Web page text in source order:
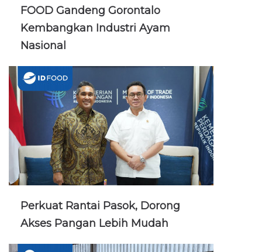
FOOD Gandeng Gorontalo
Kembangkan Industri Ayam
Nasional
Perkuat Rantai Pasok, Dorong
Akses Pangan Lebih Mudah